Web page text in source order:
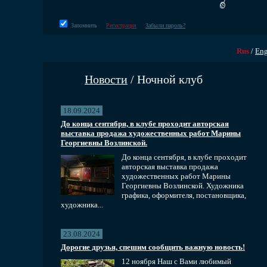
Запомнить Регистрация Забыли пароль?
Rus /
Новости / Ночной клуб
18.09.2024
До конца сентября, в клубе проходит авторская
выставка продажа художественных работ Марины
Георгиевны Возлинской.
До конца сентября, в клубе проходит
авторская выставка продажа
художественных работ Марины
Георгиевны Возлинской. Художника
графика, оформителя, постановщика,
художника...
23.08.2024
Дорогие друзья, спешим сообщить важную новость!
12 ноября Наш с Вами любимый